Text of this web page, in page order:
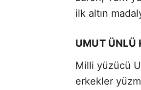
ilk altın
UMUT ÜNLÜ
Milli yüzücü
erkekler